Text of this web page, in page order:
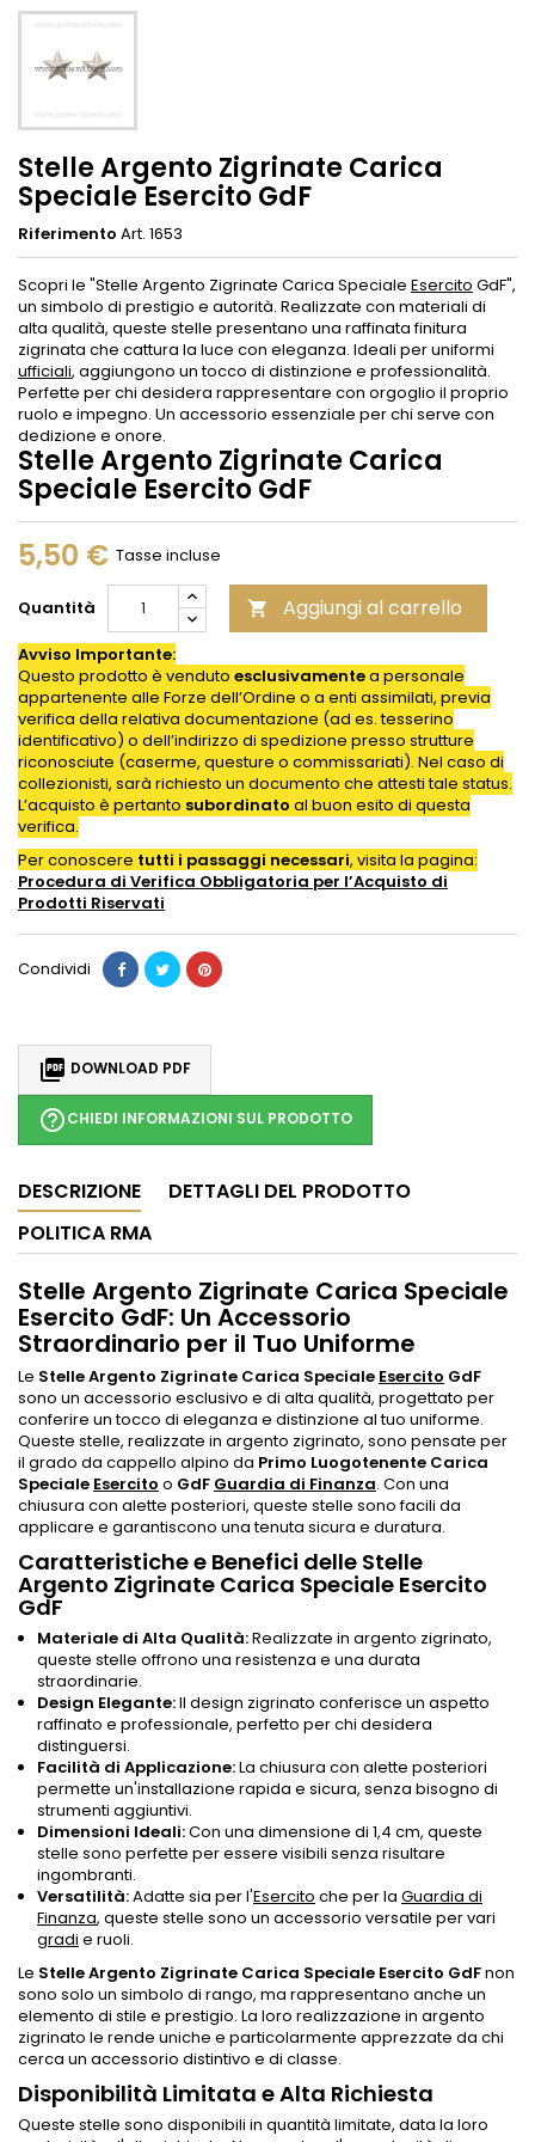
Stelle Argento Zigrinate Carica
Speciale Esercito GdF
Riferimento Art. 1653
Scopri le "Stelle Argento Zigrinate Carica Speciale Esercito GdF",
un simbolo di prestigio e autorità. Realizzate con materiali di
alta qualità, queste stelle presentano una raffinata finitura
zigrinata che cattura la luce con eleganza. Ideali per uniformi
ufficiali, aggiungono un tocco di distinzione e professionalità.
Perfette per chi desidera rappresentare con orgoglio il proprio
ruolo e impegno. Un accessorio essenziale per chi serve con
dedizione e onore.
Stelle Argento Zigrinate Carica
Speciale Esercito GdF
5,50 € Tasse incluse
Quantità  Aggiungi al carrello
Avviso Importante:
Questo prodotto è venduto esclusivamentea personale
appartenente alle Forze dell’Ordine o a enti assimilati, previa
verifica della relativa documentazione (ad es. tesserino
identificativo) o dell’indirizzo di spedizione presso strutture
riconosciute (caserme, questure o commissariati). Nel caso di
collezionisti, sarà richiesto un documento che attesti tale status.
L’acquisto è pertanto subordinato al buon esito di questa
verifica.
Per conoscere tutti i passaggi necessari, visita la pagina:
Procedura di Verifica Obbligatoria per l’Acquisto di
Prodotti Riservati
Condividi
 DOWNLOAD PDF
help_outlineCHIEDI INFORMAZIONI SUL PRODOTTO
DESCRIZIONE
DETTAGLI DEL PRODOTTO
POLITICA RMA
Stelle Argento Zigrinate Carica Speciale
Esercito GdF: Un Accessorio
Straordinario per il Tuo Uniforme
Le Stelle Argento Zigrinate Carica Speciale Esercito GdF
sono un accessorio esclusivo e di alta qualità, progettato per
conferire un tocco di eleganza e distinzione al tuo uniforme.
Queste stelle, realizzate in argento zigrinato, sono pensate per
il grado da cappello alpino da Primo Luogotenente Carica
Speciale Esercito o GdF Guardia di Finanza. Con una
chiusura con alette posteriori, queste stelle sono facili da
applicare e garantiscono una tenuta sicura e duratura.
Caratteristiche e Benefici delle Stelle
Argento Zigrinate Carica Speciale Esercito
GdF
Materiale di Alta Qualità:Realizzate in argento zigrinato,
queste stelle offrono una resistenza e una durata
straordinarie.
Design Elegante:Il design zigrinato conferisce un aspetto
raffinato e professionale, perfetto per chi desidera
distinguersi.
Facilità di Applicazione:La chiusura con alette posteriori
permette un'installazione rapida e sicura, senza bisogno di
strumenti aggiuntivi.
Dimensioni Ideali:Con una dimensione di 1,4 cm, queste
stelle sono perfette per essere visibili senza risultare
ingombranti.
Versatilità:Adatte sia per l'Esercito che per la Guardia di
Finanza, queste stelle sono un accessorio versatile per vari
gradi e ruoli.
Le Stelle Argento Zigrinate Carica Speciale Esercito GdFnon
sono solo un simbolo di rango, ma rappresentano anche un
elemento di stile e prestigio. La loro realizzazione in argento
zigrinato le rende uniche e particolarmente apprezzate da chi
cerca un accessorio distintivo e di classe.
Disponibilità Limitata e Alta Richiesta
Queste stelle sono disponibili in quantità limitate, data la loro